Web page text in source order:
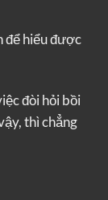
để hiểu được
đòi hỏi bồi
thì chẳng